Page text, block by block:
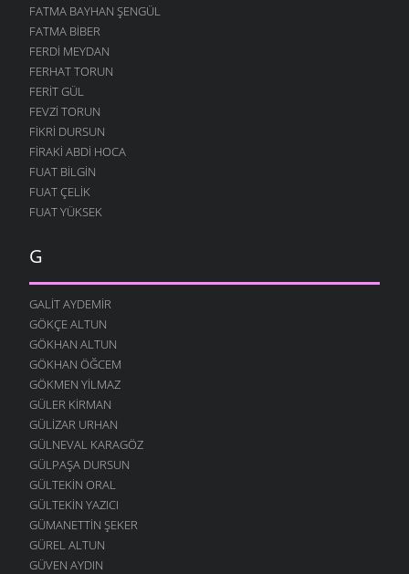
FATMA BAYHAN ŞENGÜL
FATMA BIBER
FERDI MEYDAN
FERHAT TORUN
FERIT GÜL
FEVZI TORUN
FIKRI DURSUN
FIRAKI ABDI HOCA
FUAT BILGIN
FUAT ÇELIK
FUAT YÜKSEK
G
GALIT AYDEMIR
GÖKÇE ALTUN
GÖKHAN ALTUN
GÖKHAN ÖĞCEM
GÖKMEN YILMAZ
GÜLER KIRMAN
GÜLIZAR URHAN
GÜLNEVAL KARAGÖZ
GÜLPAŞA DURSUN
GÜLTEKIN ORAL
GÜLTEKIN YAZICI
GÜMANETTIN ŞEKER
GÜREL ALTUN
GÜVEN AYDIN